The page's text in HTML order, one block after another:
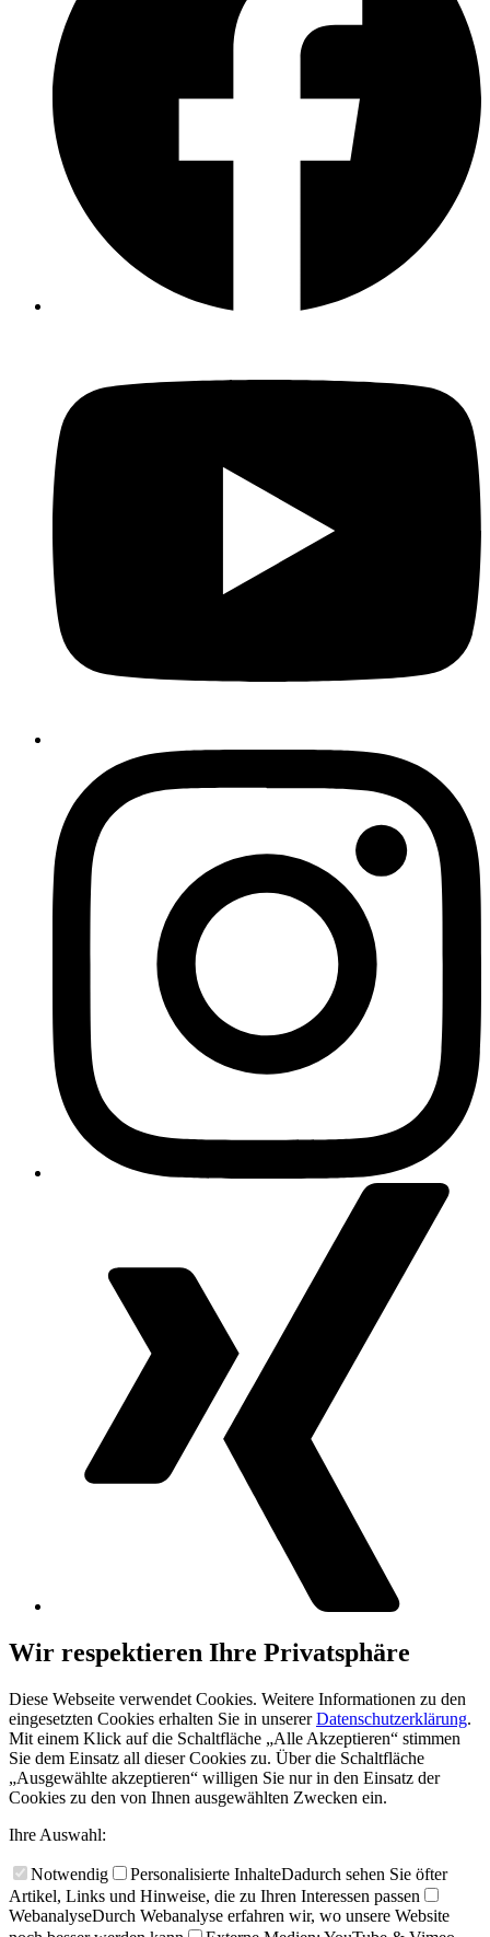
Wir respektieren Ihre Privatsphäre
Diese Webseite verwendet Cookies. Weitere Informationen zu den
eingesetzten Cookies erhalten Sie in unsererDatenschutzerklärung.
Mit einem Klick auf die Schaltfläche „Alle Akzeptieren“ stimmen
Sie dem Einsatz all dieser Cookies zu. Über die Schaltfläche
„Ausgewählte akzeptieren“ willigen Sie nur in den Einsatz der
Cookies zu den von Ihnen ausgewählten Zwecken ein.
Ihre Auswahl:
Notwendig Personalisierte InhalteDadurch sehen Sie öfter
Artikel, Links und Hinweise, die zu Ihren Interessen passen
WebanalyseDurch Webanalyse erfahren wir, wo unsere Website